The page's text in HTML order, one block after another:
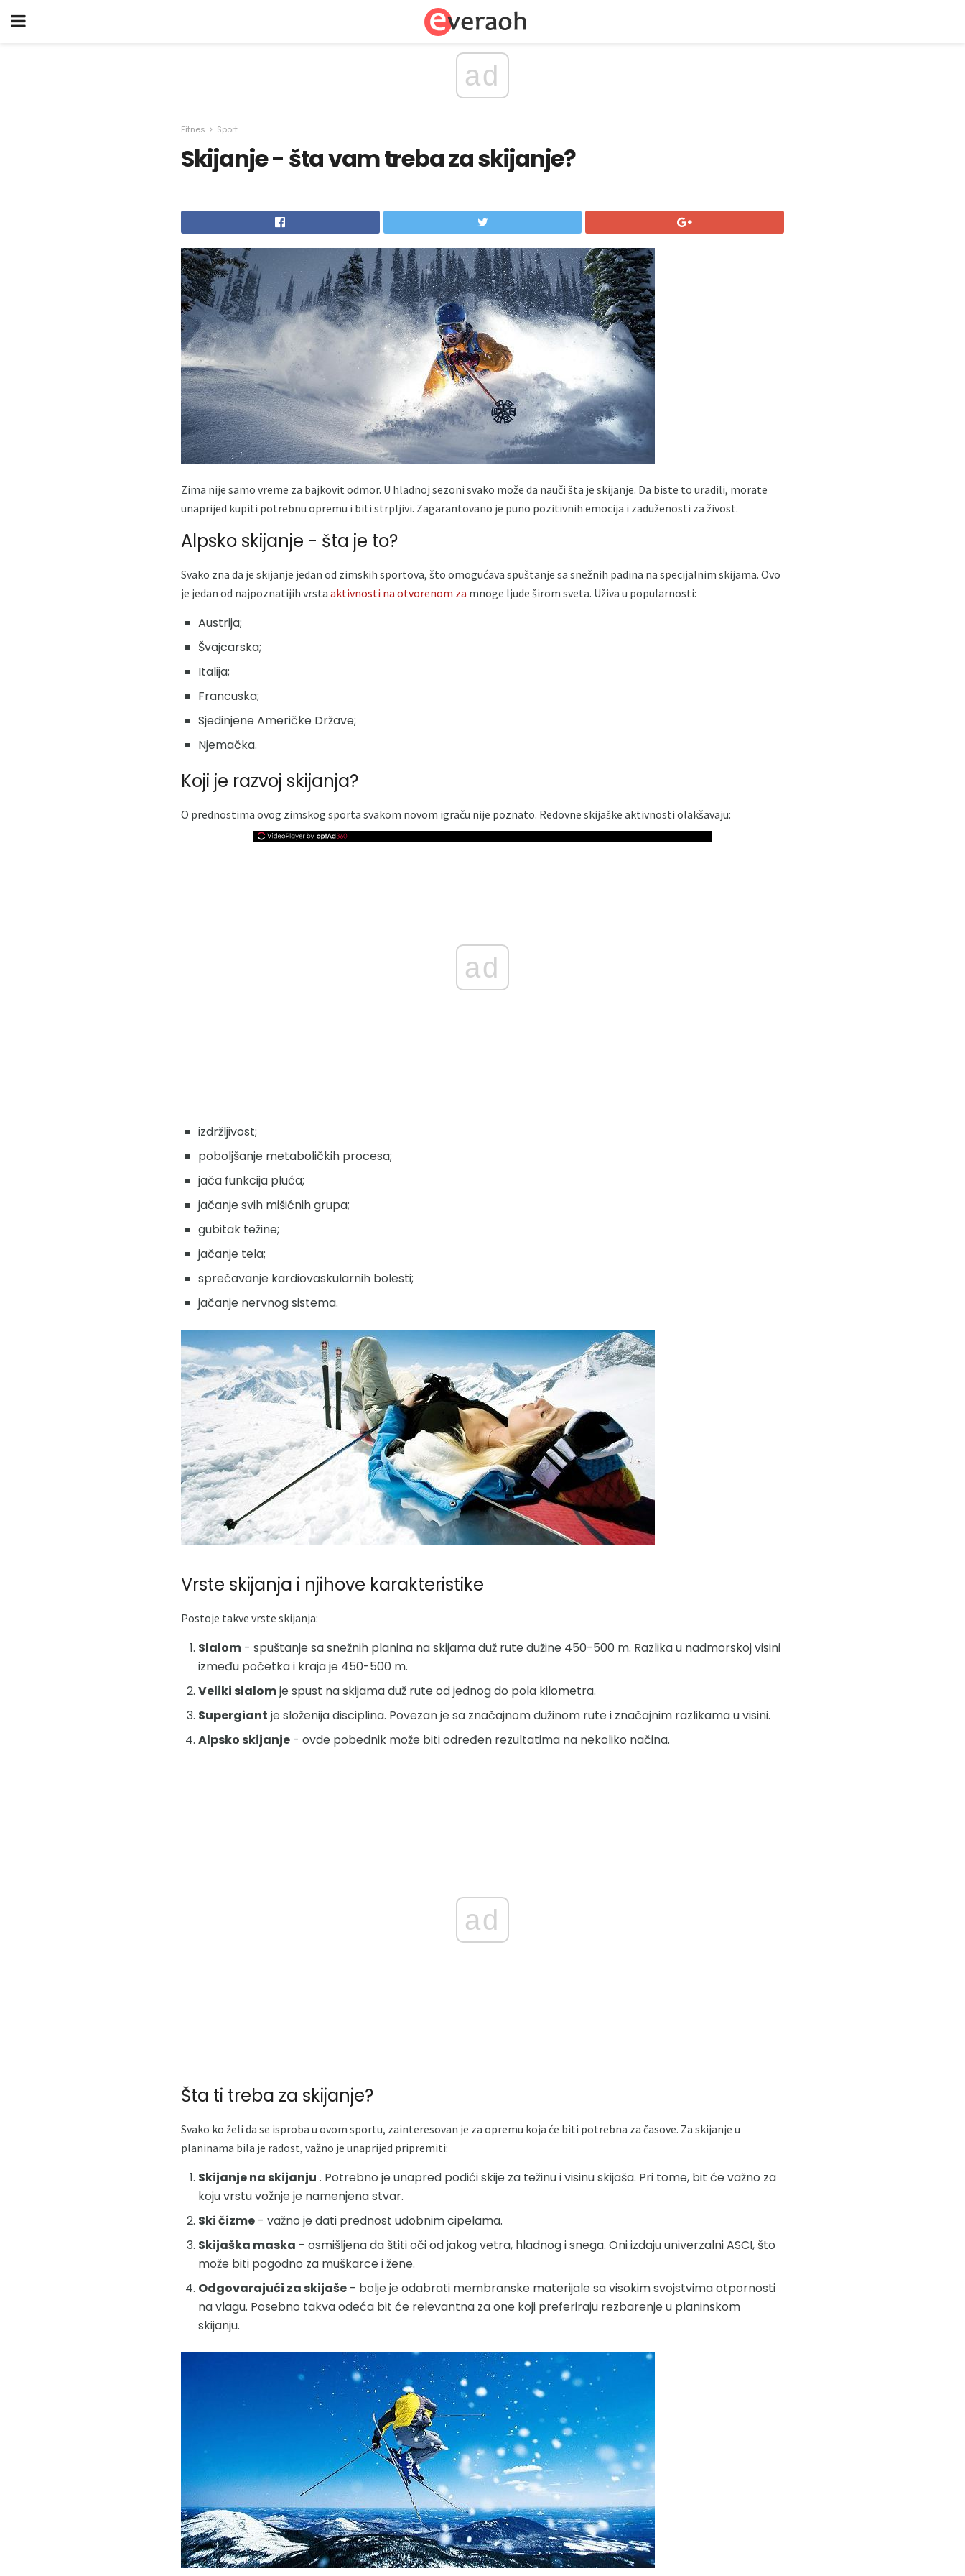
ad
Fitnes Sport
Skijanje - šta vam treba za skijanje?
Zima nije samo vreme za bajkovit odmor. U hladnoj sezoni svako može da nauči šta je skijanje. Da biste to uradili, morate
unaprijed kupiti potrebnu opremu i biti strpljivi. Zagarantovano je puno pozitivnih emocija i zaduženosti za živost.
Alpsko skijanje - šta je to?
Svako zna da je skijanje jedan od zimskih sportova, što omogućava spuštanje sa snežnih padina na specijalnim skijama. Ovo
je jedan od najpoznatijih vrsta aktivnosti na otvorenom za mnoge ljude širom sveta. Uživa u popularnosti:
Austrija;
Švajcarska;
Italija;
Francuska;
Sjedinjene Američke Države;
Njemačka.
Koji je razvoj skijanja?
O prednostima ovog zimskog sporta svakom novom igraču nije poznato. Redovne skijaške aktivnosti olakšavaju:
ad
izdržljivost;
poboljšanje metaboličkih procesa;
jača funkcija pluća;
jačanje svih mišićnih grupa;
gubitak težine;
jačanje tela;
sprečavanje kardiovaskularnih bolesti;
jačanje nervnog sistema.
Vrste skijanja i njihove karakteristike
Postoje takve vrste skijanja:
Slalom - spuštanje sa snežnih planina na skijama duž rute dužine 450-500 m. Razlika u nadmorskoj visini
između početka i kraja je 450-500 m.
Veliki slalomje spust na skijama duž rute od jednog do pola kilometra.
Supergiant je složenija disciplina. Povezan je sa značajnom dužinom rute i značajnim razlikama u visini.
Alpsko skijanje - ovde pobednik može biti određen rezultatima na nekoliko načina.
ad
Šta ti treba za skijanje?
Svako ko želi da se isproba u ovom sportu, zainteresovan je za opremu koja će biti potrebna za časove. Za skijanje u
planinama bila je radost, važno je unaprijed pripremiti:
Skijanje na skijanju . Potrebno je unapred podići skije za težinu i visinu skijaša. Pri tome, bit će važno za
koju vrstu vožnje je namenjena stvar.
Ski čizme - važno je dati prednost udobnim cipelama.
Skijaška maska - osmišljena da štiti oči od jakog vetra, hladnog i snega. Oni izdaju univerzalni ASCI, što
može biti pogodno za muškarce i žene.
Odgovarajući za skijaše - bolje je odabrati membranske materijale sa visokim svojstvima otpornosti
na vlagu. Posebno takva odeća bit će relevantna za one koji preferiraju rezbarenje u planinskom
skijanju.